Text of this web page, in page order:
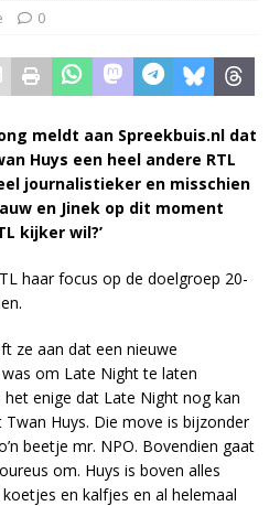
0
meldt aan Spreekbuis.nl dat
Huys een heel andere RTL
journalistieker en misschien
en Jinek op dit moment
kijker wil?’
haar focus op de doelgroep 20-
ze aan dat een nieuwe
om Late Night te laten
het enige dat Late Night nog kan
Huys. Die move is bijzonder
beetje mr. NPO. Bovendien gaat
om. Huys is boven alles
en kalfjes en al helemaal